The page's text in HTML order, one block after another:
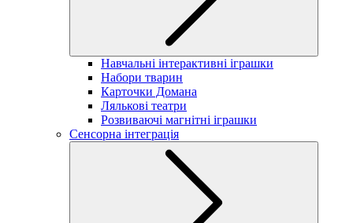
Навчальні інтерактивні іграшки
Набори тварин
Карточки Домана
Лялькові театри
Розвиваючі магнітні іграшки
Сенсорна інтеграція